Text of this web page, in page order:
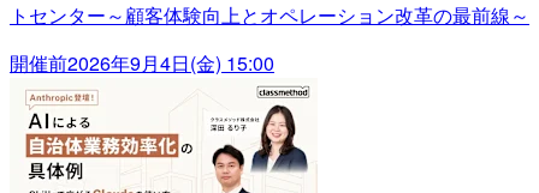
トセンター～顧客体験向上とオペレーション改革の最前線～
開催前2026年9月4日(金) 15:00